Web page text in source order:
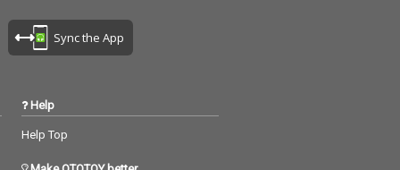
Sync the App
Help
Help Top